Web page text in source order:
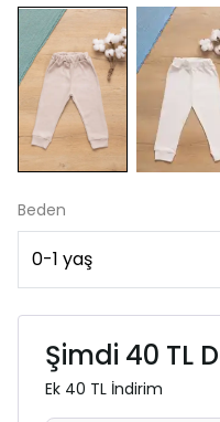
Beden
Şimdi 40 TL
Ek 40 TL İndirim